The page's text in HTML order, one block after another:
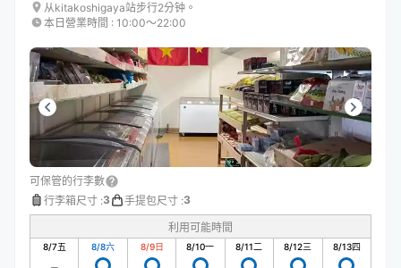
从kitakoshigaya站步行2分钟。
本日營業時間 : 10:00〜22:00
可保管的行李數
行李箱尺寸 :3 手提包尺寸 :3
利用可能時間
8/7五 8/8六 8/9日 8/10一 8/11二 8/12三 8/13四